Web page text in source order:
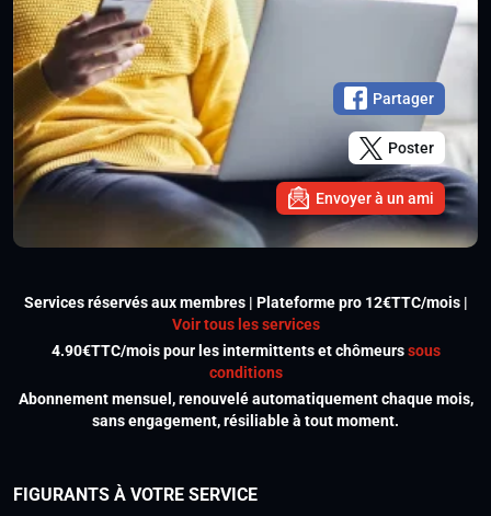
Partager
Poster
Envoyer à un ami
Services réservés aux membres | Plateforme pro 12€TTC/mois |
Voir tous les services
4.90€TTC/mois pour les intermittents et chômeurssous
conditions
Abonnement mensuel, renouvelé automatiquement chaque mois,
sans engagement, résiliable à tout moment.
FIGURANTS À VOTRE SERVICE